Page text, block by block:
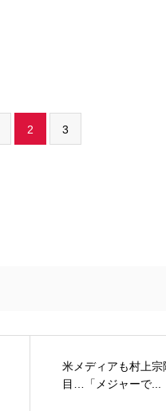
2 3
米メディアも村上宗
目…「メジャーで...